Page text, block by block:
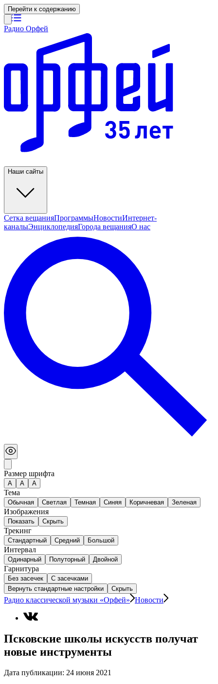
Перейти к содержанию
Радио Орфей
Наши сайты
Сетка вещанияПрограммыНовостиИнтернет-
каналыЭнциклопедияГорода вещанияО нас
Размер шрифта
А A A
Тема
Обычная Светлая Темная Синяя Коричневая Зеленая
Изображения
Показать Скрыть
Трекинг
Стандартный Средний Большой
Интервал
Одинарный Полуторный Двойной
Гарнитура
Без засечек
С засечками
Вернуть стандартные настройки
Скрыть
Радио классической музыки «Орфей» Новости
Псковские школы искусств получат
новые инструменты
Дата публикации: 24 июня 2021